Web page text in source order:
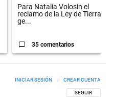
Para Natalia Volosin el
reclamo de la Ley de Tierras
ge...
35 comentarios
SIGA ESTA
SEGUIR
INICIAR SESIÓN CREAR CUENTA